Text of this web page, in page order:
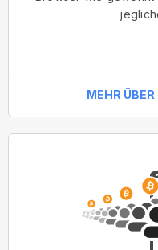
MEHR